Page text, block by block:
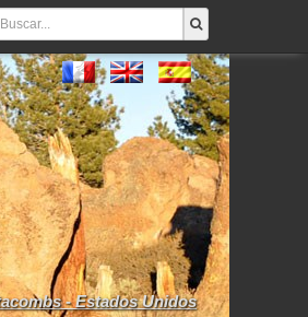
- Estados Unidos